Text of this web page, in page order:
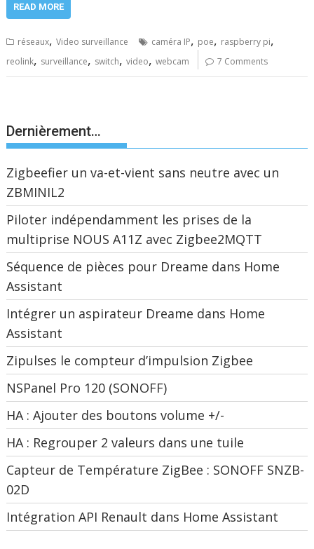
READ MORE
réseaux,Video surveillance caméra IP, poe, raspberry pi,
reolink, surveillance, switch,video,webcam 7 Comments
Dernièrement…
Zigbeefier un va-et-vient sans neutre avec un
ZBMINIL2
Piloter indépendamment les prises de la
multiprise NOUS A11Z avec Zigbee2MQTT
Séquence de pièces pour Dreame dans Home
Assistant
Intégrer un aspirateur Dreame dans Home
Assistant
Zipulses le compteur d’impulsion Zigbee
NSPanel Pro 120 (SONOFF)
HA : Ajouter des boutons volume +/-
HA : Regrouper 2 valeurs dans une tuile
Capteur de Température ZigBee : SONOFF SNZB-
02D
Intégration API Renault dans Home Assistant